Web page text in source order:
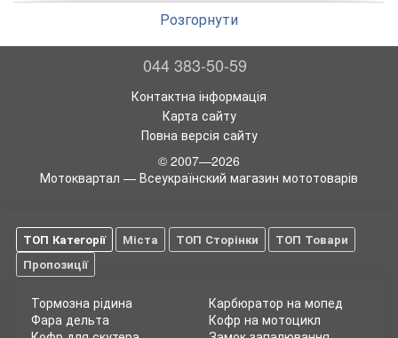
автоматичному режимі. Стартер, акумулятор тагенератор-
ось те обладнання, яке забезпечує комфортний запуск
електричної мережі транспортного засобу. У свою чергу
електрика забезпечує стабільне та безперебійне утворення
електричної іскри для займання бензину, а також нормальне
функціонування звукової та світлової сигналізації,
включаючи різні види освітлення. З зазначеного вище
обладнання джерелами живлення є акумулятор та
генератор. Доки двигун не працює, бортову мережу
транспортного засобу електричною енергією забезпечує
На жаль, жодна навіть найпотужніша на сьогоднішній день
акумуляторна батарея не зможе тривалий час
забезпечувати електроенергією бортову мережу мотоцикла
або автомобіля. Вона сама по собі здатна лише утримувати
та накопичувати електричну енергію, але виробляти її не
може. Якщо акумулятор вчасно не заряджати, то запаси
Розгорнути
044 383-50-59
Контактна інформація
Карта сайту
Повна версія сайту
© 2007—2026
Мотоквартал — Всеукраїнский магазин мототоварів
ТОП Категорії Міста ТОП Сторінки
ТОП Товари
Пропозиції
Тормозна рідина
Фара дельта
Карбюратор на мопед
Кофр на мотоцикл